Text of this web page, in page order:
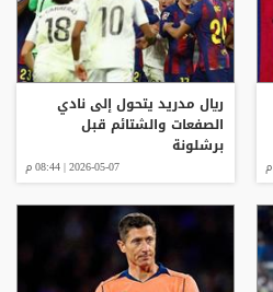
ريال مدريد يتحول إلى نادي
الصفعات والشتائم قبل
برشلونة
2026-05-07 | 08:44 م